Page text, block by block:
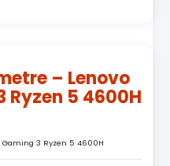
– Lenovo
Ryzen 5 4600H
Gaming 3 Ryzen 5 4600H